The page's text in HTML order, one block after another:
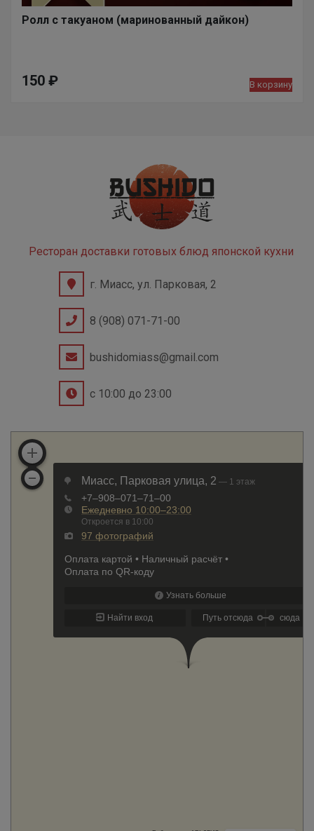
Ролл с такуаном (маринованный дайкон)
150 ₽ В корзину
Ресторан доставки готовых блюд японской кухни
г. Миасс, ул. Парковая, 2
8 (908) 071-71-00
bushidomiass@gmail.com
с 10:00 до 23:00